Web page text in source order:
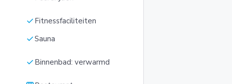
check Fitnessfaciliteiten
checkSauna
check Binnenbad: verwarmd